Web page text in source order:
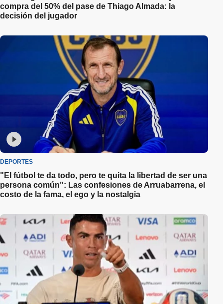
compra del 50% del pase de Thiago Almada: la
decisión del jugador
DEPORTES
"El fútbol te da todo, pero te quita la libertad de ser una
persona común": Las confesiones de Arruabarrena, el
costo de la fama, el ego y la nostalgia